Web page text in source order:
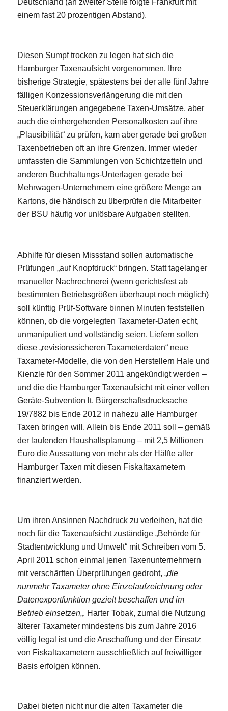
Deutschland (an zweiter Stelle folgte Frankfurt mit
einem fast 20 prozentigen Abstand).
Diesen Sumpf trocken zu legen hat sich die
Hamburger Taxenaufsicht vorgenommen. Ihre
bisherige Strategie, spätestens bei der alle fünf Jahre
fälligen Konzessionsverlängerung die mit den
Steuerklärungen angegebene Taxen-Umsätze, aber
auch die einhergehenden Personalkosten auf ihre
„Plausibilität“ zu prüfen, kam aber gerade bei großen
Taxenbetrieben oft an ihre Grenzen. Immer wieder
umfassten die Sammlungen von Schichtzetteln und
anderen Buchhaltungs-Unterlagen gerade bei
Mehrwagen-Unternehmern eine größere Menge an
Kartons, die händisch zu überprüfen die Mitarbeiter
der BSU häufig vor unlösbare Aufgaben stellten.
Abhilfe für diesen Missstand sollen automatische
Prüfungen „auf Knopfdruck“ bringen. Statt tagelanger
manueller Nachrechnerei (wenn gerichtsfest ab
bestimmten Betriebsgrößen überhaupt noch möglich)
soll künftig Prüf-Software binnen Minuten feststellen
können, ob die vorgelegten Taxameter-Daten echt,
unmanipuliert und vollständig seien. Liefern sollen
diese „revisionssicheren Taxameterdaten“ neue
Taxameter-Modelle, die von den Herstellern Hale und
Kienzle für den Sommer 2011 angekündigt werden –
und die die Hamburger Taxenaufsicht mit einer vollen
Geräte-Subvention lt. Bürgerschaftsdrucksache
19/7882 bis Ende 2012 in nahezu alle Hamburger
Taxen bringen will. Allein bis Ende 2011 soll – gemäß
der laufenden Haushaltsplanung – mit 2,5 Millionen
Euro die Aussattung von mehr als der Hälfte aller
Hamburger Taxen mit diesen Fiskaltaxametern
finanziert werden.
Um ihren Ansinnen Nachdruck zu verleihen, hat die
noch für die Taxenaufsicht zuständige „Behörde für
Stadtentwicklung und Umwelt“ mit Schreiben vom 5.
April 2011 schon einmal jenen Taxenunternehmern
mit verschärften Überprüfungen gedroht, „die
nunmehr Taxameter ohne Einzelaufzeichnung oder
Datenexportfunktion gezielt beschaffen und im
Betrieb einsetzen„. Harter Tobak, zumal die Nutzung
älterer Taxameter mindestens bis zum Jahre 2016
völlig legal ist und die Anschaffung und der Einsatz
von Fiskaltaxametern ausschließlich auf freiwilliger
Basis erfolgen können.
Dabei bieten nicht nur die alten Taxameter die